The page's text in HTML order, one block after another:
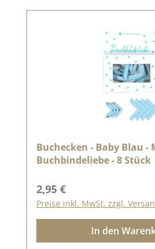
Buchecken - Baby Blau -
Buchbindeliebe - 8 Stück
Regulärer Preis:
2,95 €
Preise inkl. MwSt. zzgl.
In den